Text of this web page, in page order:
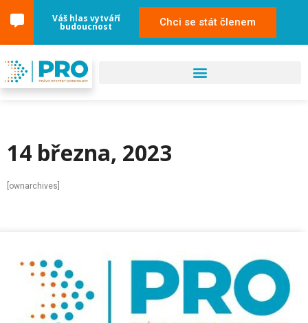
Váš hlas vytváří
budoucnost Chci se stát členem
14 března, 2023
[ownarchives]